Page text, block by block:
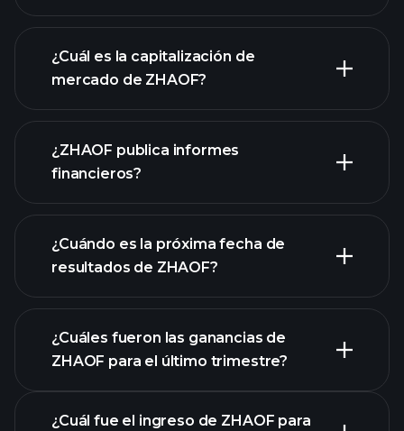
gráfico de
ZHAOF
¿Cuál es la capitalización de
mercado de ZHAOF?
nuestra lista de acciones
¿ZHAOF publica informes
financieros?
los estados financieros
de ZHAOF
¿Cuándo es la próxima fecha de
resultados de ZHAOF?
¿Cuáles fueron las ganancias de
ZHAOF para el último trimestre?
¿Cuál fue el ingreso de ZHAOF para